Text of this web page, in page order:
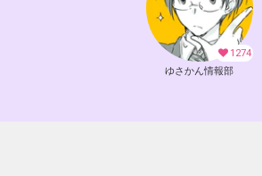
1274
ゆさかん情報部